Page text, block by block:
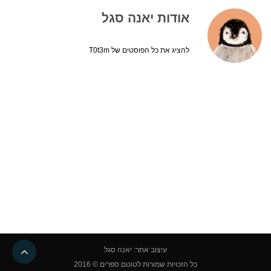
אודות יאנה סגל
להציג את כל הפוסטים של T0t3m
עיצוב אתר: יאנה סגל
כל הזכויות שמורות לטוטם ספרים © 2016